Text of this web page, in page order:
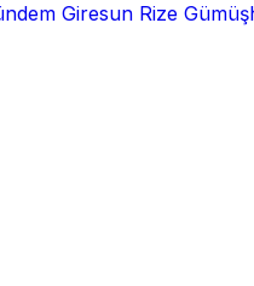
Giresun Rize